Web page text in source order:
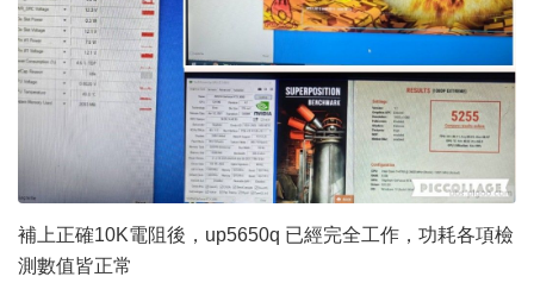
補上正確10K電阻後，up5650q 已經完全工作，功耗各項檢
測數值皆正常